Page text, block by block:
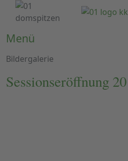
Menü
Bildergalerie
Sessionseröffnung